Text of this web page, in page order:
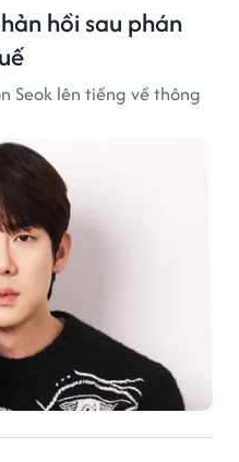
hồi sau phán
Seok lên tiếng về thông